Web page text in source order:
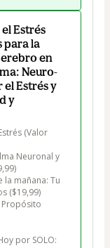
Estrés
para la
en
Neuro-
el Estrés y
y
(Valor
Neuronal y
la mañana: Tu
($19,99)
Propósito
por SOLO: